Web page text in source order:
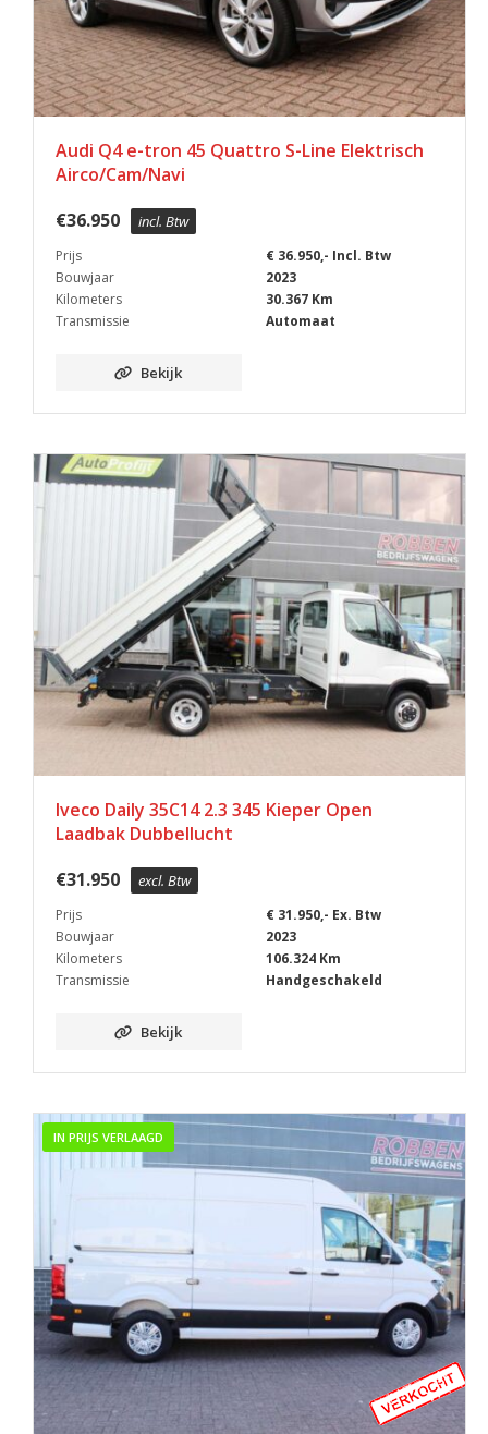
Audi Q4 e-tron 45 Quattro S-Line Elektrisch
Airco/Cam/Navi
€36.950 incl. Btw
Prijs
€ 36.950,- Incl. Btw
Bouwjaar
2023
Kilometers
30.367 Km
Transmissie
Automaat
Bekijk
Iveco Daily 35C14 2.3 345 Kieper Open
Laadbak Dubbellucht
€31.950 excl. Btw
Prijs
€ 31.950,- Ex. Btw
Bouwjaar
2023
Kilometers
106.324 Km
Transmissie
Handgeschakeld
Bekijk
IN PRIJS VERLAAGD